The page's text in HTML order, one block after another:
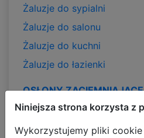
Niniejsza strona korzysta z
Wykorzystujemy pliki
Żaluzje do sypialni
Żaluzje do salonu
Żaluzje do kuchni
Żaluzje do łazienki
OSŁONY ZACIEMNIAJĄCE
Rolety zaciemniające
Żaluzje Pionowe